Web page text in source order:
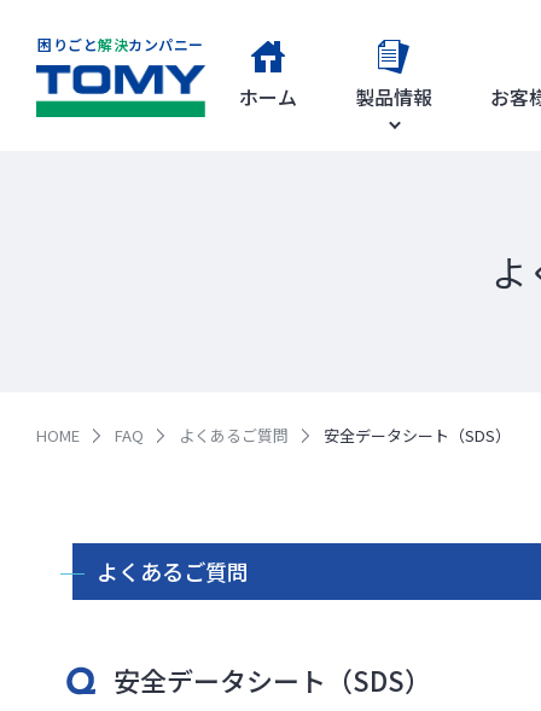
困りごと解決カンパニー
ホーム 製品情報 お客
HOME FAQ よくあるご質問 安全データシート（SDS）
よくあるご質問
安全データシート（SDS）